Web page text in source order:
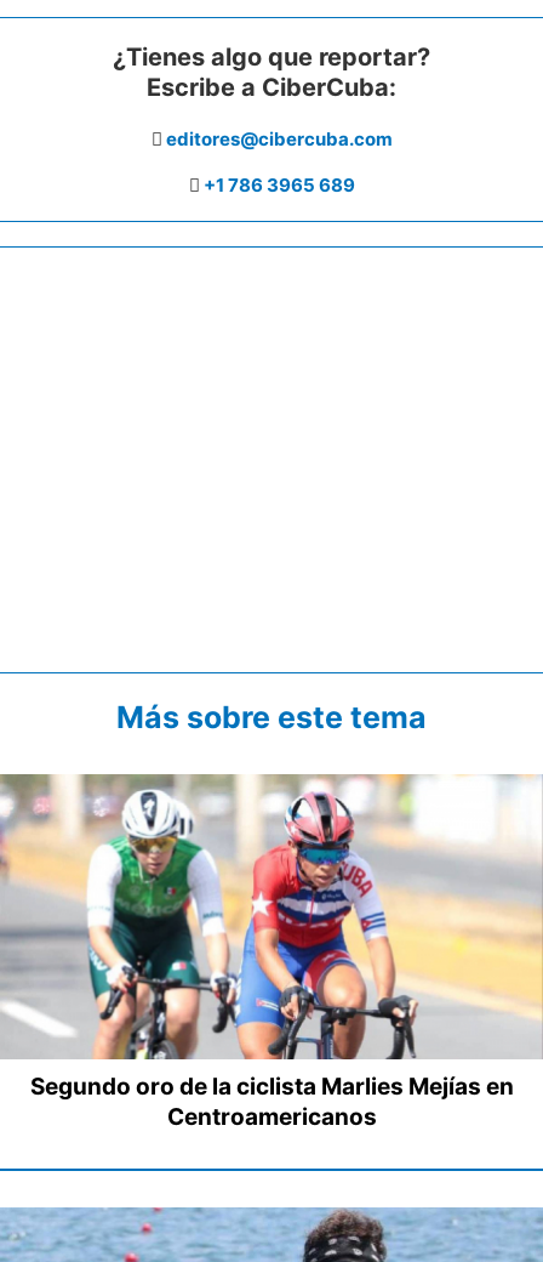
¿Tienes algo que reportar?
Escribe a CiberCuba:
editores@cibercuba.com
+1 786 3965 689
Más sobre este tema
Segundo oro de la ciclista Marlies Mejías en
Centroamericanos